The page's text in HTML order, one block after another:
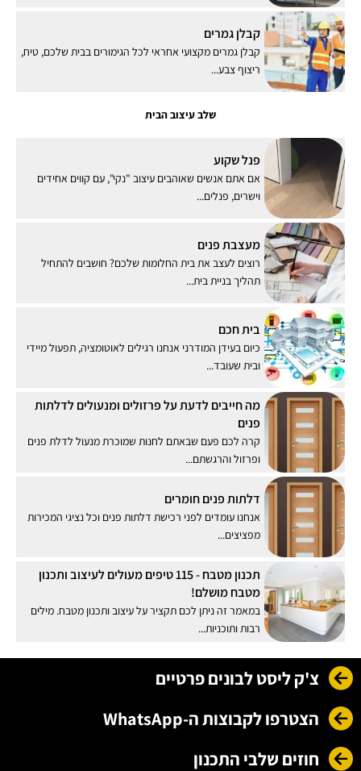
קבלן גמרים
קבלן גמרים מקצועי אחראי לכל הגימורים בבית שלכם, טיח,
ריצוף צבע...
שלב עיצוב הבית
פנל שקוע
אם אתם אנשים שאוהבים עיצוב "נקי", עם קווים אחידים
וישרים, פנלים...
מעצבת פנים
רוצים לעצב את בית החלומות שלכם? חושבים להתחיל
תהליך בניית בית...
בית חכם
כיום בעידן המודרני אנחנו רגילים לאוטומציה, תפעול מיידי
ובית שעובד...
מה חייבים לדעת על פרזולים ומנעולים לדלתות
פנים
קרה לכם פעם שבאתם לחנות שמוכרת מנעול לדלת פנים
ופרזול והרגשתם...
דלתות פנים חומרים
אנחנו עומדים לפני רכישת דלתות פנים וכל נציגי המכירות
מפציצים...
תכנון מטבח - 115 טיפים מעולים לעיצוב ותכנון
מטבח מושלם!
במאמר זה ניתן לכם תקציר על עיצוב ותכנון מטבח. מילים
רבות ותוכניות...
צ'ק ליסט לבונים פרטיים
הצטרפו לקבוצות ה-WhatsApp
חוזים שלבי התכנון